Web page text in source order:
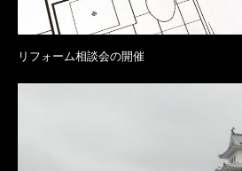
リフォーム相談会の開催